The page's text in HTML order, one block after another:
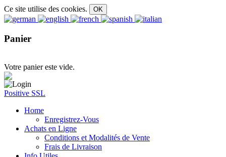
Ce site utilise des cookies.
Panier
Votre panier este vide.
Positive SSL
Home
Enregistrez-Vous
Achats en Ligne
Conditions et Modalités de Vente
Frais de Livraison